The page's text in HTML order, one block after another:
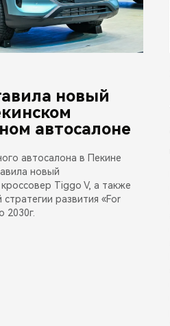
новый
автосалоне
автосалона в Пекине
новый
Tiggo V, а также
развития «For
2030г.